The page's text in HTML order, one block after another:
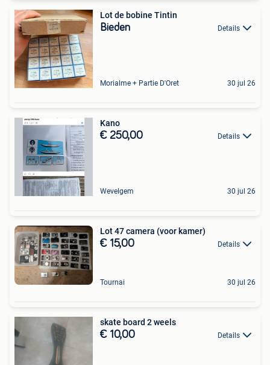
Lot de bobine Tintin
Bieden Details
Morialme + Partie D'Oret 30 jul 26
Kano
€ 250,00 Details
Wevelgem 30 jul 26
Lot 47 camera (voor kamer)
€ 15,00 Details
Tournai 30 jul 26
skate board 2 weels
€ 10,00 Details